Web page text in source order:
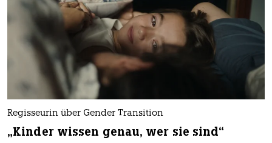
Regisseurin über Gender Transition
„Kinder wissen genau, wer sie sind“